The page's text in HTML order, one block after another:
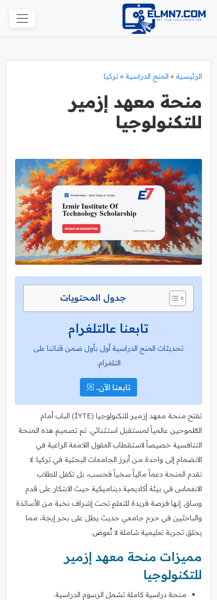
الرئيسية » المنح الدراسية » تركيا
منحة معهد إزمير
للتكنولوجيا
جدول المحتويات
تابعنا عالتلغرام
تحديثات المنح الدراسية أول بأول ضمن قناتنا على
التلغرام.
تابعنا الآن..
تفتح منحة معهد إزمير للتكنولوجيا (İYTE) الباب أمام
الطّموحين عالمياً لمستقبل استثنائي. تم تصميم هذه المنحة
التنافسية خصيصاً لاستقطاب العقول اللامعة الراغبة في
الانضمام إلى واحدة من أبرز الجامعات البحثية في تركيا. لا
تقدم المنحة دعماً مالياً سخياً فحسب، بل تكفل للطلاب
الانغماس في بيئة أكاديمية ديناميكية حيث الابتكار على قدم
وساق. إنها فرصة فريدة للتعلم تحت إشراف نخبة من الأساتذة
والباحثين في حرم جامعي حديث يطل على بحر إيجة، مما
يخلق تجربة تعليمية شاملة لا تُعوض.
مميزات منحة معهد إزمير
للتكنولوجيا
منحة دراسية كاملة تشمل الرسوم الدراسية.